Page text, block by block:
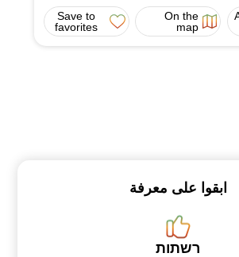
On the
map
Save to
favorites
ابقوا على معرفة
רשתות